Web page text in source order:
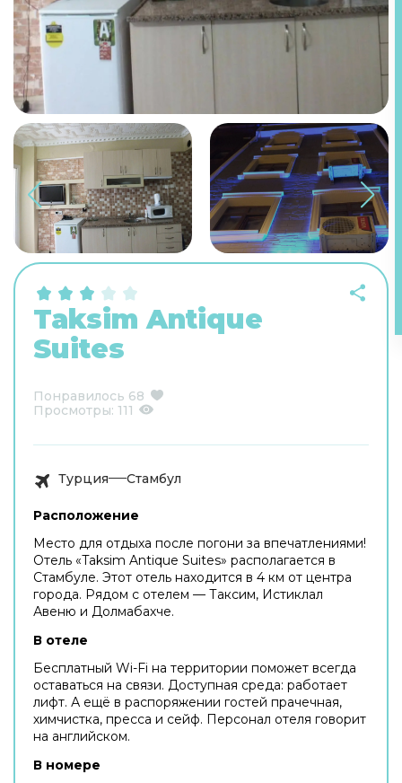
Taksim Antique
Suites
Понравилось 68
Просмотры: 111
Турция Стамбул
Расположение
Место для отдыха после погони за впечатлениями!
Отель «Taksim Antique Suites» располагается в
Стамбуле. Этот отель находится в 4 км от центра
города. Рядом с отелем — Таксим, Истиклал
Авеню и Долмабахче.
В отеле
Бесплатный Wi-Fi на территории поможет всегда
оставаться на связи. Доступная среда: работает
лифт. А ещё в распоряжении гостей прачечная,
химчистка, пресса и сейф. Персонал отеля говорит
на английском.
В номере